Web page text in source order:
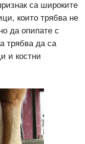
са широките
които трябва не
да опипате с
трябва да са
и костни